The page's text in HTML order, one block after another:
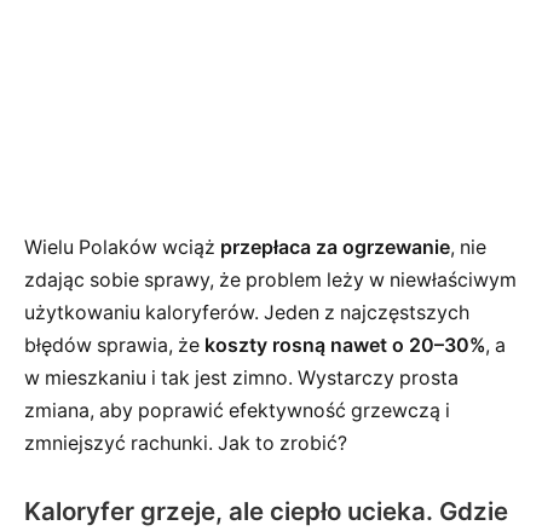
Wielu Polaków wciąż przepłaca za ogrzewanie, nie
zdając sobie sprawy, że problem leży w niewłaściwym
użytkowaniu kaloryferów. Jeden z najczęstszych
błędów sprawia, że koszty rosną nawet o 20–30%, a
w mieszkaniu i tak jest zimno. Wystarczy prosta
zmiana, aby poprawić efektywność grzewczą i
zmniejszyć rachunki. Jak to zrobić?
Kaloryfer grzeje, ale ciepło ucieka. Gdzie